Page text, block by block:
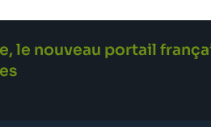
le nouveau portail